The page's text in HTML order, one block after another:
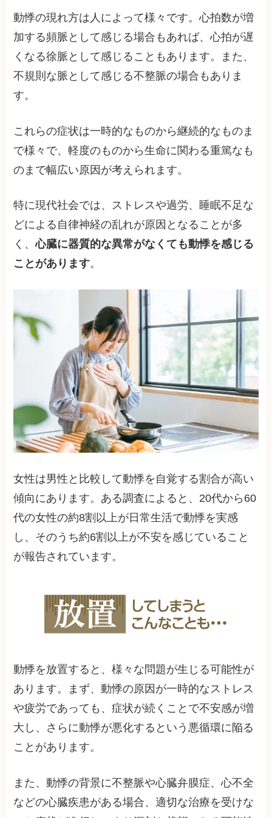
動悸の現れ方は人によって様々です。心拍数が増
加する頻脈として感じる場合もあれば、心拍が遅
くなる徐脈として感じることもあります。また、
不規則な脈として感じる不整脈の場合もありま
す。
これらの症状は一時的なものから継続的なものま
で様々で、軽度のものから生命に関わる重篤なも
のまで幅広い原因が考えられます。
特に現代社会では、ストレスや過労、睡眠不足な
どによる自律神経の乱れが原因となることが多
く、心臓に器質的な異常がなくても動悸を感じる
ことがあります。
女性は男性と比較して動悸を自覚する割合が高い
傾向にあります。ある調査によると、20代から60
代の女性の約8割以上が日常生活で動悸を実感
し、そのうち約6割以上が不安を感じていること
が報告されています。
動悸を放置すると、様々な問題が生じる可能性が
あります。まず、動悸の原因が一時的なストレス
や疲労であっても、症状が続くことで不安感が増
大し、さらに動悸が悪化するという悪循環に陥る
ことがあります。
また、動悸の背景に不整脈や心臓弁膜症、心不全
などの心臓疾患がある場合、適切な治療を受けな